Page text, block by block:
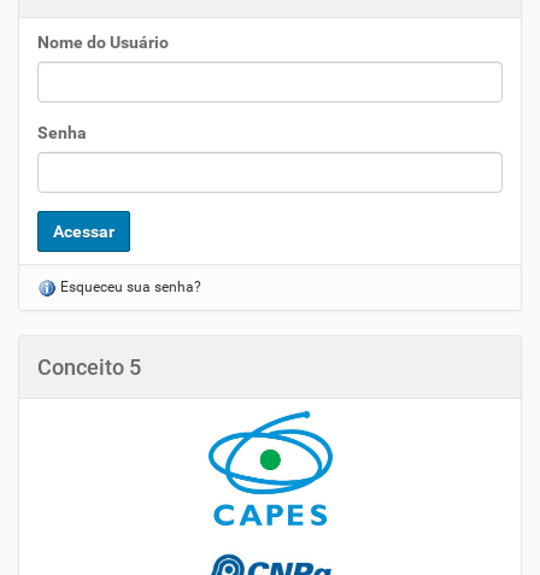
Nome do Usuário
Senha
Esqueceu sua senha?
Conceito 5